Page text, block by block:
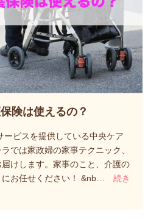
険は使えるの？
ビスを提供している中央ケア
では家政婦の家事テクニック、
けします。家事のこと、介護の
お任せください！ &nb…
続き